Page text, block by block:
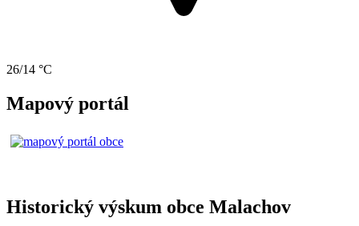
26/14 °C
Mapový portál
Historický výskum obce Malachov